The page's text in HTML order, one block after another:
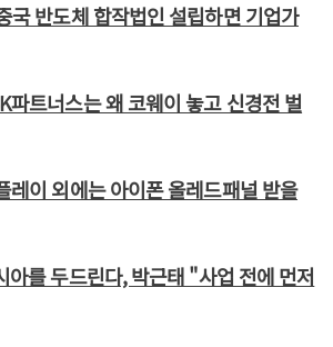
반도체 합작법인 설립하면 기업가
트너스는 왜 코웨이 놓고 신경전 벌
이 외에는 아이폰 올레드패널 받을
를 두드린다, 박근태 "사업 전에 먼저